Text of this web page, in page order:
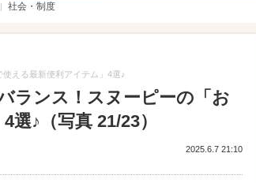
社会・制度
使える最新便利アイテム」4選♪
ランス！スヌーピーの「お
♪（写真 21/23）
2025.6.7 21:10